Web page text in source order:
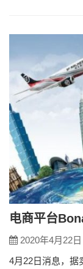
26.6%。 2 7月9
间周四表示，其
扩大其在南亚市
2020年4月22日
4月22日消息，据